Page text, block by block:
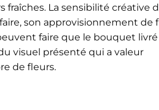
fraîches. La sensibilité créative
son approvisionnement de
faire que le bouquet livré
visuel présenté qui a valeur
de fleurs.